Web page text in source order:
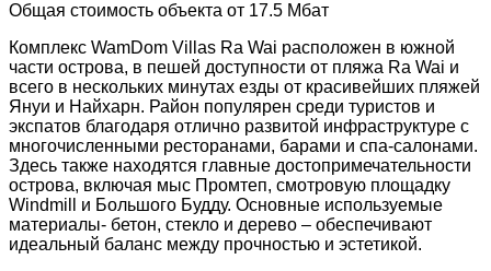
Общая стоимость объекта от 17.5 Мбат
Комплекс WamDom Villas Ra Wai расположен в южной
части острова, в пешей доступности от пляжа Ra Wai и
всего в нескольких минутах езды от красивейших пляжей
Януи и Найхарн. Район популярен среди туристов и
экспатов благодаря отлично развитой инфраструктуре с
многочисленными ресторанами, барами и спа-салонами.
Здесь также находятся главные достопримечательности
острова, включая мыс Промтеп, смотровую площадку
Windmill и Большого Будду. Основные используемые
материалы- бетон, стекло и дерево – обеспечивают
идеальный баланс между прочностью и эстетикой.